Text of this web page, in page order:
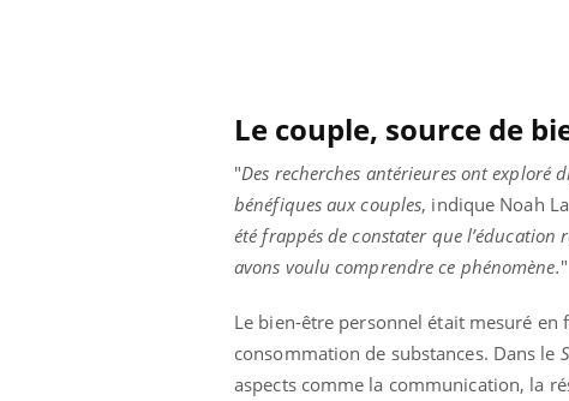
Le couple, source de
"Des recherches antérieures ont exploré
bénéfiques aux couples, indique Noah
été frappés de constater que
avons voulu comprendre ce phénomène."
Le bien-être personnel était mesuré
consommation de substances. Dans le
aspects comme la communication, la